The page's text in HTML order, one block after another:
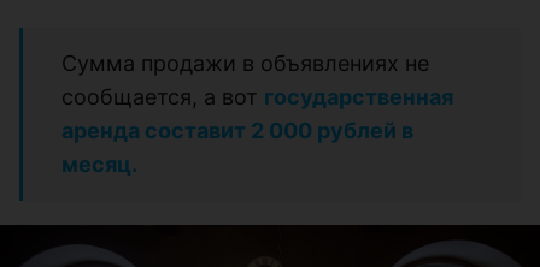
Сумма продажи в объявлениях не
сообщается, а вот государственная
аренда составит 2 000 рублей в
месяц.